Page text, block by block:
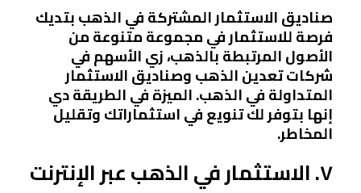
صناديق الاستثمار المشتركة في الذهب بتديك
فرصة للاستثمار في مجموعة متنوعة من
الأصول المرتبطة بالذهب، زي الأسهم في
شركات تعدين الذهب وصناديق الاستثمار
المتداولة في الذهب. الميزة في الطريقة دي
إنها بتوفر لك تنويع في استثماراتك وتقليل
المخاطر.
٧. الاستثمار في الذهب عبر الإنترنت